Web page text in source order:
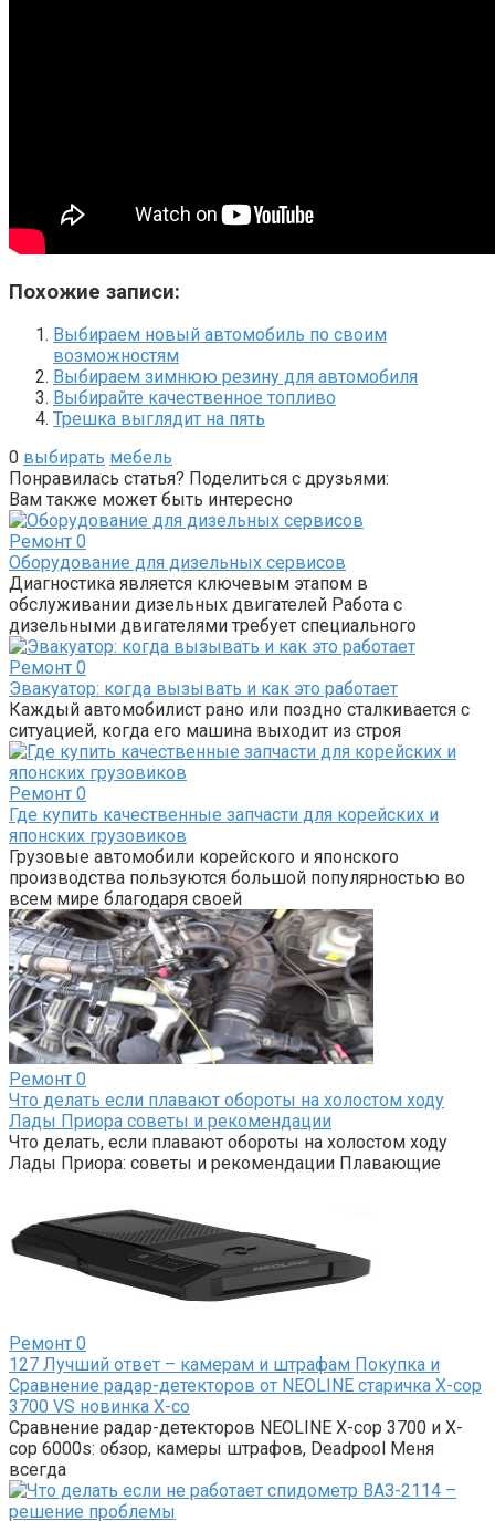
Похожие записи:
Выбираем новый автомобиль по своим
возможностям
Выбираем зимнюю резину для автомобиля
Выбирайте качественное топливо
Трешка выглядит на пять
0 выбирать мебель
Понравилась статья? Поделиться с друзьями:
Вам также может быть интересно
Ремонт 0
Оборудование для дизельных сервисов
Диагностика является ключевым этапом в
обслуживании дизельных двигателей Работа с
дизельными двигателями требует специального
Ремонт 0
Эвакуатор: когда вызывать и как это работает
Каждый автомобилист рано или поздно сталкивается с
ситуацией, когда его машина выходит из строя
Ремонт 0
Где купить качественные запчасти для корейских и
японских грузовиков
Грузовые автомобили корейского и японского
производства пользуются большой популярностью во
всем мире благодаря своей
Ремонт 0
Что делать если плавают обороты на холостом ходу
Лады Приора советы и рекомендации
Что делать, если плавают обороты на холостом ходу
Лады Приора: советы и рекомендации Плавающие
Ремонт 0
127 Лучший ответ – камерам и штрафам Покупка и
Сравнение радар-детекторов от NEOLINE старичка X-cop
3700 VS новинка X-co
Сравнение радар-детекторов NEOLINE X-cop 3700 и X-
cop 6000s: обзор, камеры штрафов, Deadpool Меня
всегда